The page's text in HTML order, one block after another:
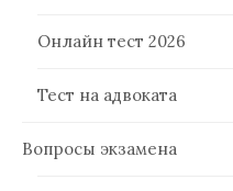
Онлайн тест 2026
Тест на адвоката
Вопросы экзамена